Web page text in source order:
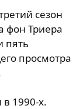
сезон
фон Триера
пять
просмотра
1990-х.